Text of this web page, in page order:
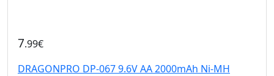
7.99€
DRAGONPRO DP-067 9.6V AA 2000mAh Ni-MH